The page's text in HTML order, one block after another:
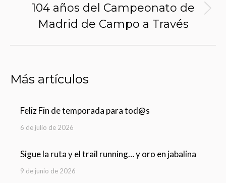
Siguiente
entrada:
104 años del Campeonato de
Madrid de Campo a Través
Más artículos
Feliz Fin de temporada para tod@s
6 de julio de 2026
Sigue la ruta y el trail running… y oro en jabalina
9 de junio de 2026